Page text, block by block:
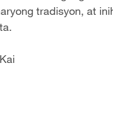
tradisyon, at